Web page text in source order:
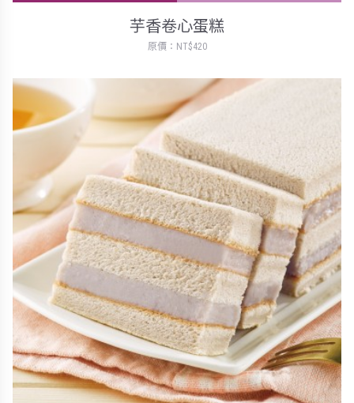
芋香卷心蛋糕
原價：NT$420